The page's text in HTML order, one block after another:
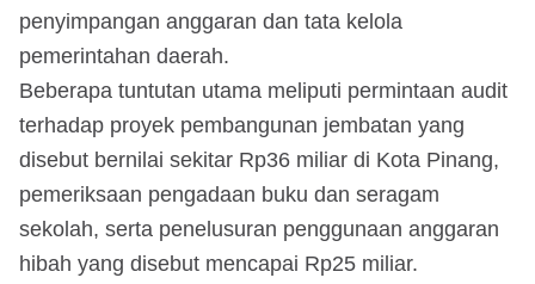
penyimpangan anggaran dan tata kelola
pemerintahan daerah.
Beberapa tuntutan utama meliputi permintaan audit
terhadap proyek pembangunan jembatan yang
disebut bernilai sekitar Rp36 miliar di Kota Pinang,
pemeriksaan pengadaan buku dan seragam
sekolah, serta penelusuran penggunaan anggaran
hibah yang disebut mencapai Rp25 miliar.